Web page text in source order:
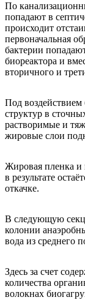
По
попадают в
происходит
первоначальная
бактерии
биореактора и
вторичного и
Под воздействием
структур в
растворимые и
жировые слои
Жировая пленка и
в результате
откачке.
В следующую
колонии
вода из среднего
Здесь за счет
количества
волокнах